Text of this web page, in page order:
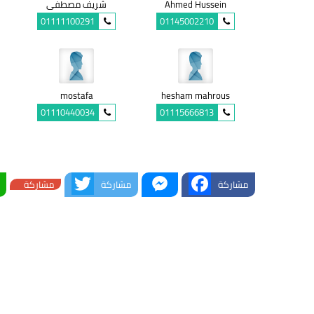
Ahmed Hussein
01145002210
شريف مصطفى
01111100291
hesham mahrous
01115666813
mostafa
01110440034
مشاركة Facebook
Messenger
مشاركة Twitterمشاركة